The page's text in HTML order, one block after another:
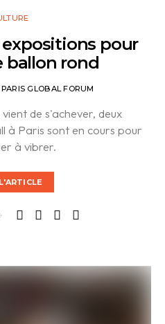
expositions pour
ballon rond
PARIS GLOBAL FORUM
de s'achever, deux
à Paris sont en cours pour
à vibrer.